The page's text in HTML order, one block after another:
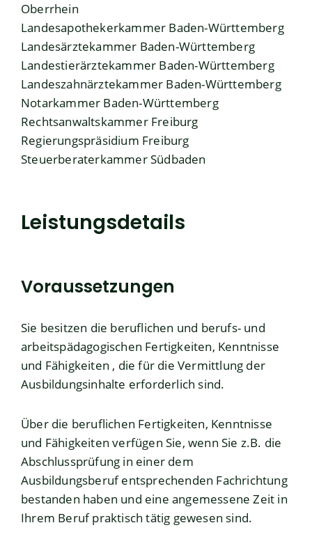
Oberrhein
Landesapothekerkammer Baden-Württemberg
Landesärztekammer Baden-Württemberg
Landestierärztekammer Baden-Württemberg
Landeszahnärztekammer Baden-Württemberg
Notarkammer Baden-Württemberg
Rechtsanwaltskammer Freiburg
Regierungspräsidium Freiburg
Steuerberaterkammer Südbaden
Leistungsdetails
Voraussetzungen
Sie besitzen die beruflichen und berufs- und
arbeitspädagogischen Fertigkeiten, Kenntnisse
und Fähigkeiten , die für die Vermittlung der
Ausbildungsinhalte erforderlich sind.
Über die beruflichen Fertigkeiten, Kenntnisse
und Fähigkeiten verfügen Sie, wenn Sie z.B. die
Abschlussprüfung in einer dem
Ausbildungsberuf entsprechenden Fachrichtung
bestanden haben und eine angemessene Zeit in
Ihrem Beruf praktisch tätig gewesen sind.